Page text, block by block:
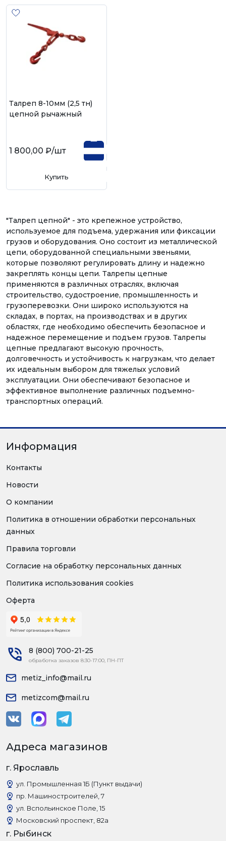
Талреп 8-10мм (2,5 тн)
цепной рычажный
1 800,00 ₽/шт
Купить
"Талреп цепной" - это крепежное устройство,
используемое для подъема, удержания или фиксации
грузов и оборудования. Оно состоит из металлической
цепи, оборудованной специальными звеньями,
которые позволяют регулировать длину и надежно
закреплять концы цепи. Талрепы цепные
применяются в различных отраслях, включая
строительство, судостроение, промышленность и
грузоперевозки. Они широко используются на
складах, в портах, на производствах и в других
областях, где необходимо обеспечить безопасное и
надежное перемещение и подъем грузов. Талрепы
цепные предлагают высокую прочность,
долговечность и устойчивость к нагрузкам, что делает
их идеальным выбором для тяжелых условий
эксплуатации. Они обеспечивают безопасное и
эффективное выполнение различных подъемно-
транспортных операций.
Информация
Контакты
Новости
О компании
Политика в отношении обработки персональных
данных
Правила торговли
Согласие на обработку персональных данных
Политика использования cookies
Оферта
8 (800) 700-21-25
обработка заказов 8:30-17:00, ПН-ПТ
metiz_info@mail.ru
metizcom@mail.ru
Адреса магазинов
г. Ярославль
ул. Промышленная 1Б (Пункт выдачи)
пр. Машиностроителей, 7
ул. Вспольинское Поле, 15
Московский проспект, 82а
г. Рыбинск